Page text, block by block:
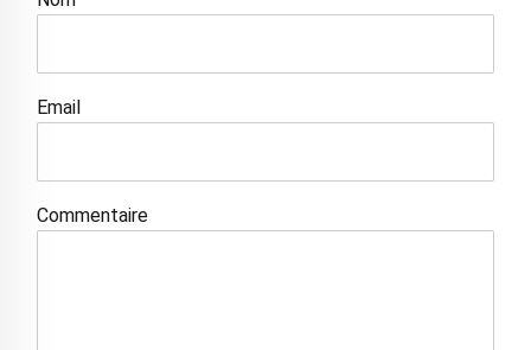
Email
Commentaire